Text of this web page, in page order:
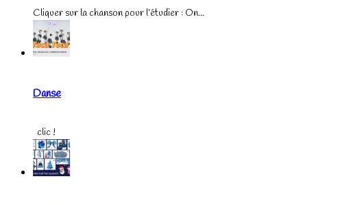
Cliquer sur la chanson pour l’étudier : On...
Danse
clic !